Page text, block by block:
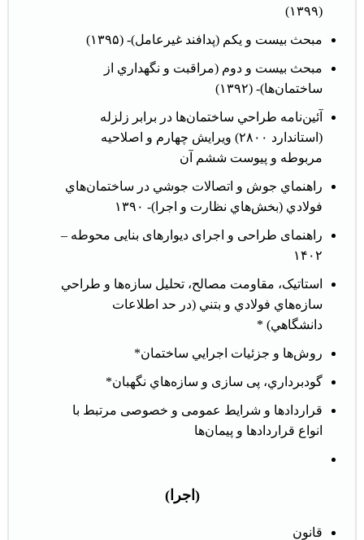
(۱۳۹۹)
مبحث بيست و يکم (پدافند غيرعامل)- (۱۳۹۵)
مبحث بيست و دوم (مراقبت و نگهداري از
ساختمان‌ها)- (۱۳۹۲)
آئين‌نامه طراحي ساختمان‌ها در برابر زلزله
(استاندارد ۲۸۰۰) ويرايش چهارم و
اصلاحیه
مربوطه و پیوست ششم آن
راهنماي جوش و اتصالات جوشي در ساختمان‌هاي
فولادي (بخش‌هاي نظارت و اجرا)- ۱۳۹۰
راهنمای طراحی و اجرای دیوارهای بنایی محوطه –
۱۴۰۲
استاتیک، مقاومت مصالح، تحليل سازه‌ها و طراحي
سازه‌هاي فولادي و بتني (در حد اطلاعات
دانشگاهي) *
روش‌ها و جزئيات اجرايي ساختمان*
گودبرداري، پی سازی و سازه‌هاي نگهبان*
قراردادها و شرایط عمومی و خصوصی مرتبط با
انواع قراردادها و پیمان‌ها
(اجرا)
قانون